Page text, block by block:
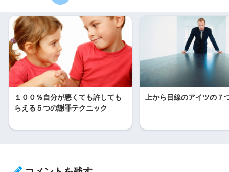
１００％自分が悪くても許しても
らえる５つの謝罪テクニック
上から目線のアイツの７